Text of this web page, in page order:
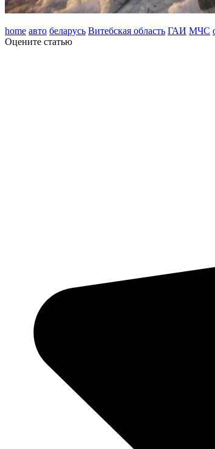
home авто беларусь Витебская область ГАИ МЧС
Оцените статью